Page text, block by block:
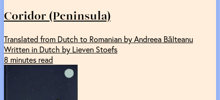
Coridor (Peninsula)
Translated from Dutch to Romanian by Andreea Bălteanu
Written in Dutch by Lieven Stoefs
8 minutes read